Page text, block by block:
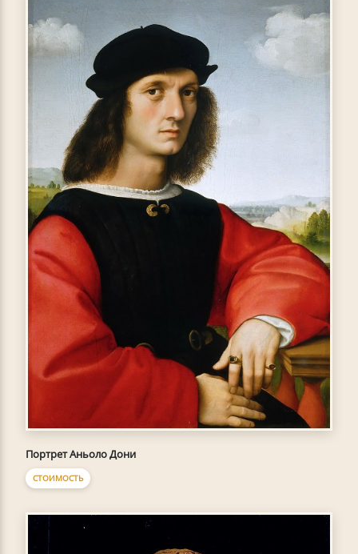
Портрет Аньоло Дони
СТОИМОСТЬ